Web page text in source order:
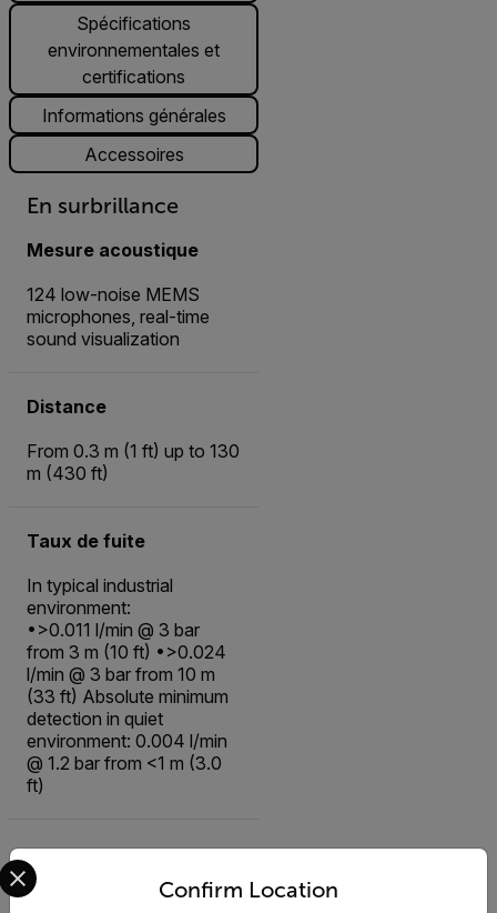
Spécifications
environnementales et
certifications
Informations générales
Accessoires
En surbrillance
Mesure acoustique
124 low-noise MEMS
microphones, real-time
sound visualization
Distance
From 0.3 m (1 ft) up to 130
m (430 ft)
Taux de fuite
In typical industrial
environment:
•>0.011 l/min @ 3 bar
from 3 m (10 ft) •>0.024
l/min @ 3 bar from 10 m
(33 ft) Absolute minimum
detection in quiet
environment: 0.004 l/min
@ 1.2 bar from <1 m (3.0
ft)
Ressources etConfirm Location
Select your preferred country and language from the